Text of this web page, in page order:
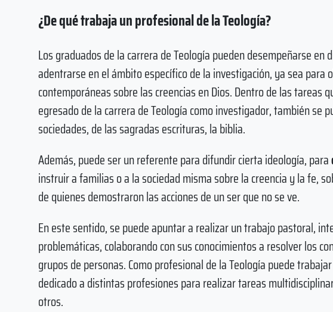
¿De qué trabaja un profesional de la Teología?
Los graduados de la carrera de Teología pueden desempeñarse
adentrarse en el ámbito específico de la investigación, ya sea
contemporáneas sobre las creencias en Dios. Dentro de las tareas
egresado de la carrera de Teología como investigador, también se
sociedades, de las sagradas escrituras, la biblia.
Además, puede ser un referente para difundir cierta ideología, para
instruir a familias o a la sociedad misma sobre la creencia y la fe,
de quienes demostraron las acciones de un ser que no se ve.
En este sentido, se puede apuntar a realizar un trabajo pastoral,
problemáticas, colaborando con sus conocimientos a resolver los
grupos de personas. Como profesional de la Teología puede
dedicado a distintas profesiones para realizar tareas
otros.